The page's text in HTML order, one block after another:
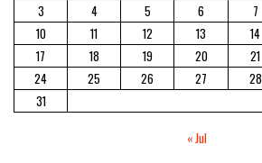
3
4 5 6 7
10
11 12 13 14
17
18 19 20 21
24
25 26 27 28
31
« Jul